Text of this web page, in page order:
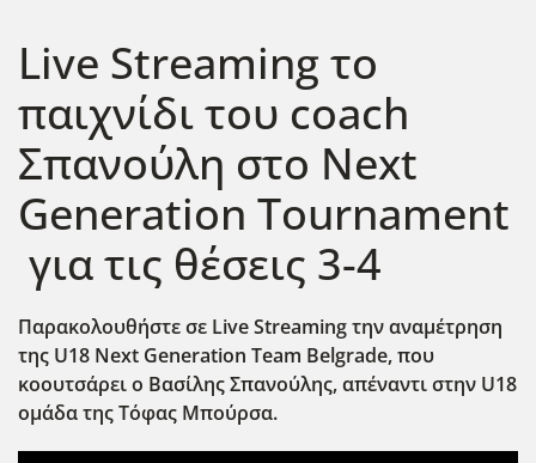
Live Streaming το
παιχνίδι του coach
Σπανούλη στο Next
Generation Tournament
για τις θέσεις 3-4
Παρακολουθήστε σε LiveStreamingτην αναμέτρηση
της U18 Next Generation Team Belgrade, που
κοουτσάρει ο Βασίλης Σπανούλης, απέναντι στην U18
ομάδα της Τόφας Μπούρσα.